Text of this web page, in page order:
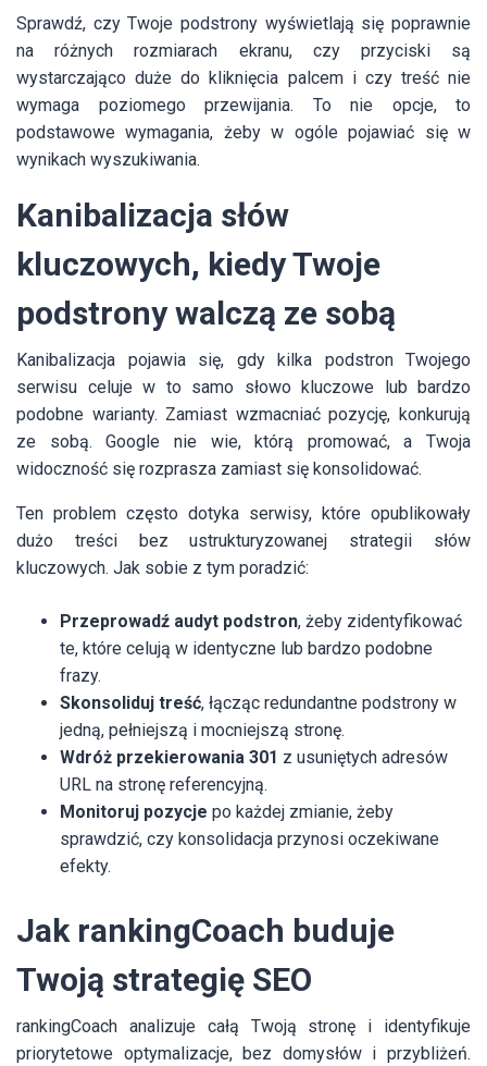
Sprawdź, czy Twoje podstrony wyświetlają się poprawnie
na różnych rozmiarach ekranu, czy przyciski są
wystarczająco duże do kliknięcia palcem i czy treść nie
wymaga poziomego przewijania. To nie opcje, to
podstawowe wymagania, żeby w ogóle pojawiać się w
wynikach wyszukiwania.
Kanibalizacja słów
kluczowych, kiedy Twoje
podstrony walczą ze sobą
Kanibalizacja pojawia się, gdy kilka podstron Twojego
serwisu celuje w to samo słowo kluczowe lub bardzo
podobne warianty. Zamiast wzmacniać pozycję, konkurują
ze sobą. Google nie wie, którą promować, a Twoja
widoczność się rozprasza zamiast się konsolidować.
Ten problem często dotyka serwisy, które opublikowały
dużo treści bez ustrukturyzowanej strategii słów
kluczowych. Jak sobie z tym poradzić:
Przeprowadź audyt podstron, żeby zidentyfikować
te, które celują w identyczne lub bardzo podobne
frazy.
Skonsoliduj treść, łącząc redundantne podstrony w
jedną, pełniejszą i mocniejszą stronę.
Wdróż przekierowania 301 z usuniętych adresów
URL na stronę referencyjną.
Monitoruj pozycje po każdej zmianie, żeby
sprawdzić, czy konsolidacja przynosi oczekiwane
efekty.
Jak rankingCoach buduje
Twoją strategię SEO
rankingCoach analizuje całą Twoją stronę i identyfikuje
priorytetowe optymalizacje, bez domysłów i przybliżeń.